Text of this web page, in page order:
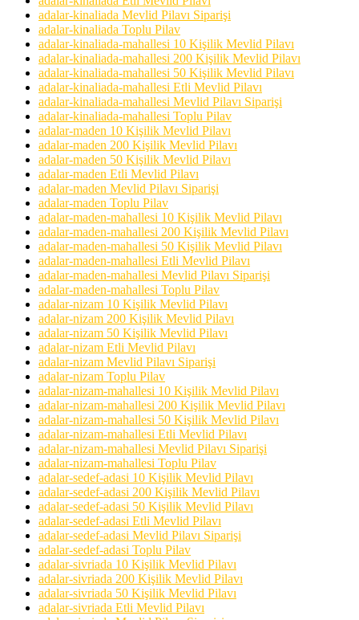
adalar-kinaliada Mevlid Pilavı Siparişi
adalar-kinaliada Toplu Pilav
adalar-kinaliada-mahallesi 10 Kişilik Mevlid Pilavı
adalar-kinaliada-mahallesi 200 Kişilik Mevlid Pilavı
adalar-kinaliada-mahallesi 50 Kişilik Mevlid Pilavı
adalar-kinaliada-mahallesi Etli Mevlid Pilavı
adalar-kinaliada-mahallesi Mevlid Pilavı Siparişi
adalar-kinaliada-mahallesi Toplu Pilav
adalar-maden 10 Kişilik Mevlid Pilavı
adalar-maden 200 Kişilik Mevlid Pilavı
adalar-maden 50 Kişilik Mevlid Pilavı
adalar-maden Etli Mevlid Pilavı
adalar-maden Mevlid Pilavı Siparişi
adalar-maden Toplu Pilav
adalar-maden-mahallesi 10 Kişilik Mevlid Pilavı
adalar-maden-mahallesi 200 Kişilik Mevlid Pilavı
adalar-maden-mahallesi 50 Kişilik Mevlid Pilavı
adalar-maden-mahallesi Etli Mevlid Pilavı
adalar-maden-mahallesi Mevlid Pilavı Siparişi
adalar-maden-mahallesi Toplu Pilav
adalar-nizam 10 Kişilik Mevlid Pilavı
adalar-nizam 200 Kişilik Mevlid Pilavı
adalar-nizam 50 Kişilik Mevlid Pilavı
adalar-nizam Etli Mevlid Pilavı
adalar-nizam Mevlid Pilavı Siparişi
adalar-nizam Toplu Pilav
adalar-nizam-mahallesi 10 Kişilik Mevlid Pilavı
adalar-nizam-mahallesi 200 Kişilik Mevlid Pilavı
adalar-nizam-mahallesi 50 Kişilik Mevlid Pilavı
adalar-nizam-mahallesi Etli Mevlid Pilavı
adalar-nizam-mahallesi Mevlid Pilavı Siparişi
adalar-nizam-mahallesi Toplu Pilav
adalar-sedef-adasi 10 Kişilik Mevlid Pilavı
adalar-sedef-adasi 200 Kişilik Mevlid Pilavı
adalar-sedef-adasi 50 Kişilik Mevlid Pilavı
adalar-sedef-adasi Etli Mevlid Pilavı
adalar-sedef-adasi Mevlid Pilavı Siparişi
adalar-sedef-adasi Toplu Pilav
adalar-sivriada 10 Kişilik Mevlid Pilavı
adalar-sivriada 200 Kişilik Mevlid Pilavı
adalar-sivriada 50 Kişilik Mevlid Pilavı
adalar-sivriada Etli Mevlid Pilavı